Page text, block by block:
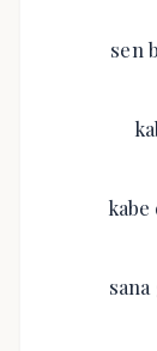
sen
kabe